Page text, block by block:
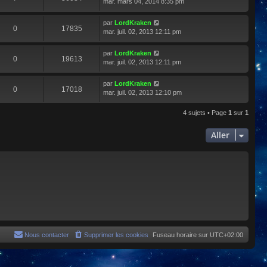
mar. mars 04, 2014 8:35 pm
0 17835
par LordKraken
mar. juil. 02, 2013 12:11 pm
0 19613
par LordKraken
mar. juil. 02, 2013 12:11 pm
0 17018
par LordKraken
mar. juil. 02, 2013 12:10 pm
4 sujets • Page 1 sur 1
Aller
Fuseau horaire sur UTC+02:00
Supprimer les cookies
Nous contacter